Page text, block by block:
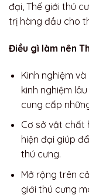
đại, Thế giới thú
trị hàng đầu cho
Điều gì làm nên
Kinh nghiệm
kinh nghiệm
cung cấp
Cơ sở vật chất
hiện đại giúp
thú cưng.
Mở rộng trên
giới thú cưng